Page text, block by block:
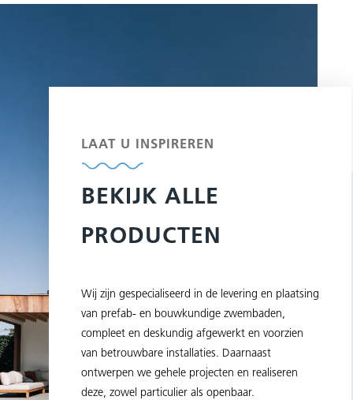
LAAT U INSPIREREN
BEKIJK ALLE
PRODUCTEN
Wij zijn gespecialiseerd in de levering en plaatsing
van prefab- en bouwkundige zwembaden,
compleet en deskundig afgewerkt en voorzien
van betrouwbare installaties. Daarnaast
ontwerpen we gehele projecten en realiseren
deze, zowel particulier als openbaar.